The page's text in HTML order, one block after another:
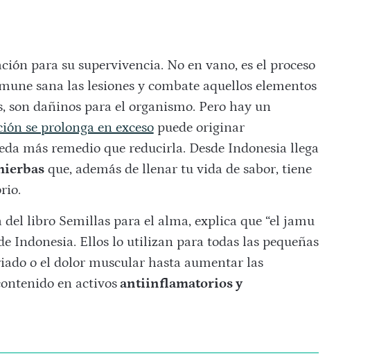
para su supervivencia. No en vano, es el proceso
sana las lesiones y combate aquellos elementos
son dañinos para el organismo. Pero hay un
se prolonga en excesopuede originar
más remedio que reducirla. Desde Indonesia llega
que, además de llenar tu vida de sabor, tiene
libro Semillas para el alma, explica que “el jamu
Indonesia. Ellos lo utilizan para todas las pequeñas
o el dolor muscular hasta aumentar las
en activosantiinflamatorios y